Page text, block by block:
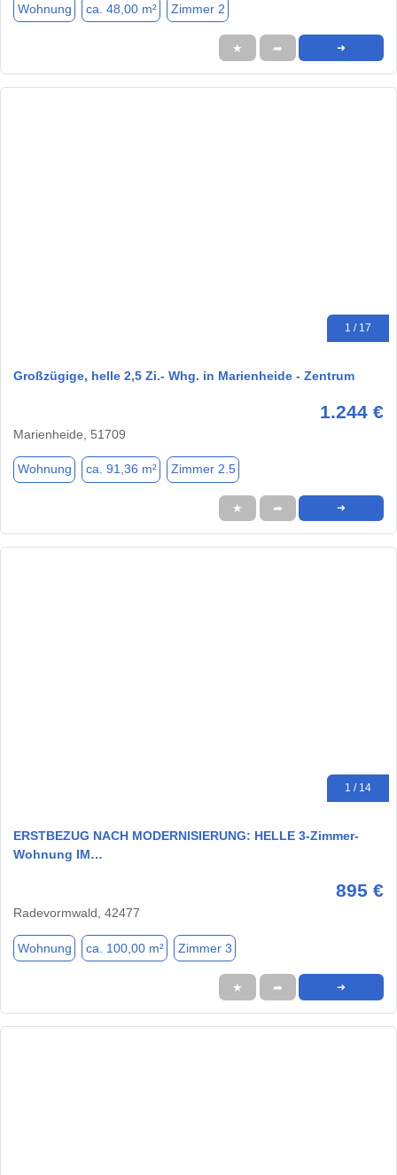
Wohnung ca. 48,00 m² Zimmer 2
★ ➦ ➜
1 / 17
Großzügige, helle 2,5 Zi.- Whg. in Marienheide - Zentrum
1.244 €
Marienheide, 51709
Wohnung ca. 91,36 m² Zimmer 2.5
★ ➦ ➜
1 / 14
ERSTBEZUG NACH MODERNISIERUNG: HELLE 3-Zimmer-
Wohnung IM…
895 €
Radevormwald, 42477
Wohnung ca. 100,00 m² Zimmer 3
★ ➦ ➜